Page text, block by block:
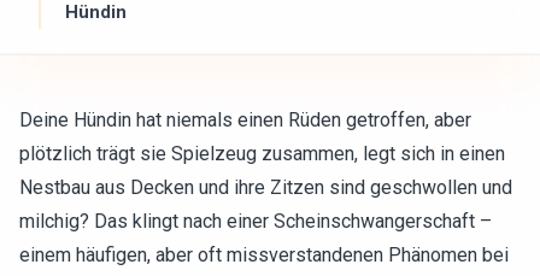
Hündin
Deine Hündin hat niemals einen Rüden getroffen, aber
plötzlich trägt sie Spielzeug zusammen, legt sich in einen
Nestbau aus Decken und ihre Zitzen sind geschwollen und
milchig? Das klingt nach einer Scheinschwangerschaft –
einem häufigen, aber oft missverstandenen Phänomen bei